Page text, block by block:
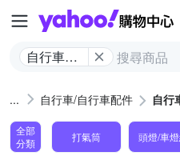
自行車用
自行車/自行車配件 自行
全部
分類
打氣筒 頭燈/車